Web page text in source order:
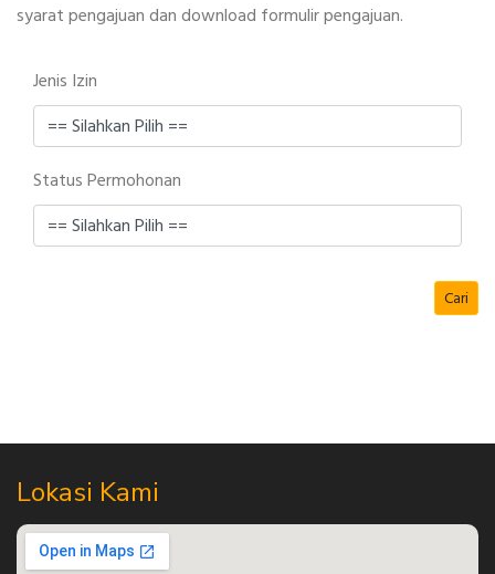
syarat pengajuan dan download formulir pengajuan.
Jenis Izin
Status Permohonan
Cari
Lokasi Kami